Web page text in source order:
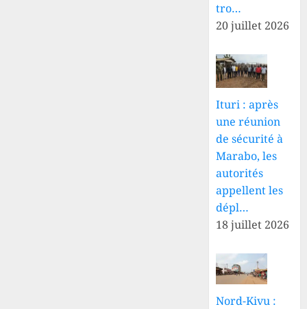
tro…
20 juillet 2026
Ituri : après
une réunion
de sécurité à
Marabo, les
autorités
appellent les
dépl…
18 juillet 2026
Nord-Kivu :